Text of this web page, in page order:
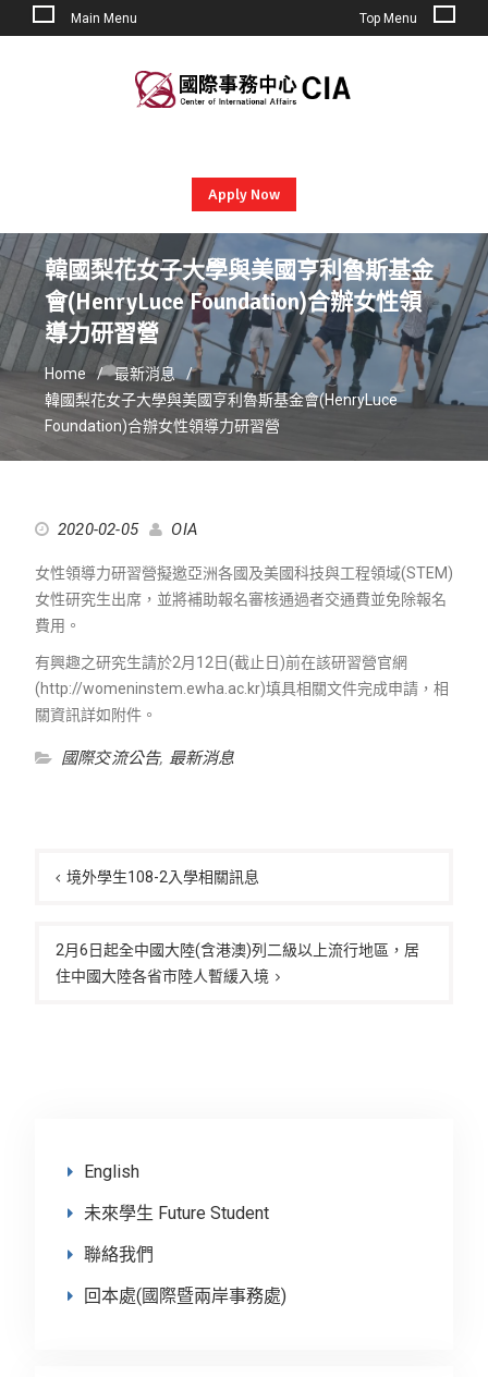
Main Menu Top Menu
Apply Now
韓國梨花女子大學與美國亨利魯斯基金
會(HenryLuce Foundation)合辦女性領
導力研習營
Home
最新消息
韓國梨花女子大學與美國亨利魯斯基金會(HenryLuce
Foundation)合辦女性領導力研習營
2020-02-05 OIA
女性領導力研習營擬邀亞洲各國及美國科技與工程領域(STEM)
女性研究生出席，並將補助報名審核通過者交通費並免除報名
費用。
有興趣之研究生請於2月12日(截止日)前在該研習營官網
(http://womeninstem.ewha.ac.kr)填具相關文件完成申請，相
關資訊詳如附件。
國際交流公告, 最新消息
章
覽
境外學生108-2入學相關訊息
2月6日起全中國大陸(含港澳)列二級以上流行地區，居
住中國大陸各省市陸人暫緩入境
English
未來學生 Future Student
聯絡我們
回本處(國際暨兩岸事務處)